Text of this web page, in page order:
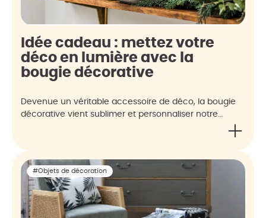
Idée cadeau : mettez votre
déco en lumière avec la
bougie décorative
Devenue un véritable accessoire de déco, la bougie
décorative vient sublimer et personnaliser notre…
#Objets de décoration